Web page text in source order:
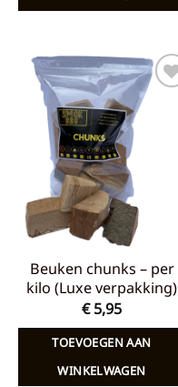
Toevoegen
verlanglijst
Beuken chunks – per
kilo (Luxe verpakking)
€5,95
TOEVOEGEN AAN
WINKELWAGEN